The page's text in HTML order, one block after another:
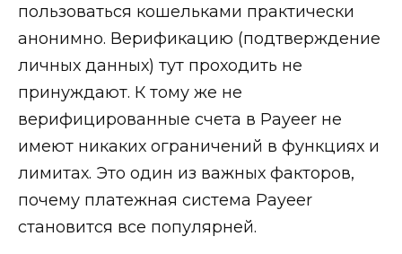
пользоваться кошельками практически
анонимно. Верификацию (подтверждение
личных данных) тут проходить не
принуждают. К тому же не
верифицированные счета в Payeer не
имеют никаких ограничений в функциях и
лимитах. Это один из важных факторов,
почему платежная система Payeer
становится все популярней.